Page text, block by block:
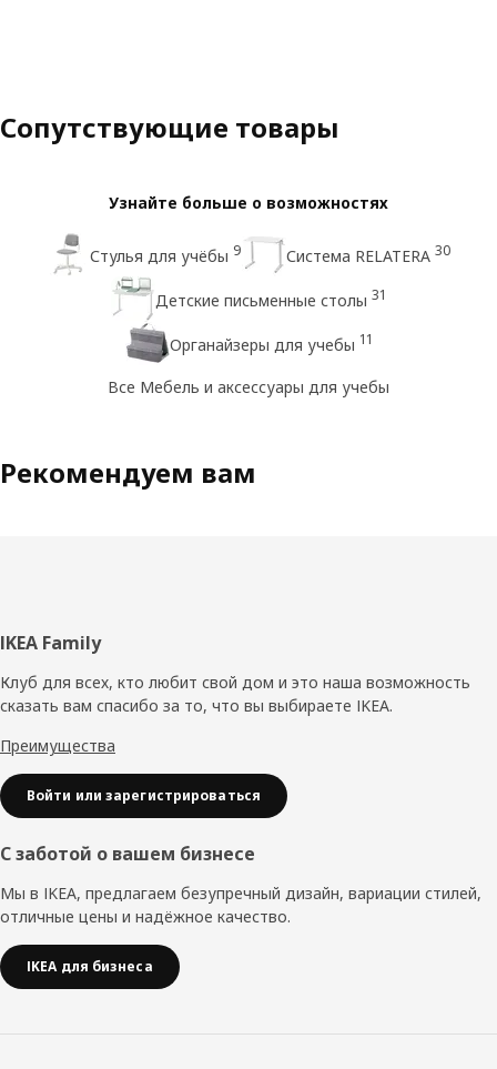
Сопутствующие товары
Узнайте больше о возможностях
Стулья для учёбы 9 Система RELATERA 30
Детские письменные столы 31
Органайзеры для учебы 11
Все Мебель и аксессуары для учебы
Рекомендуем вам
Нижний
колонтитул
IKEA Family
Клуб для всех, кто любит свой дом и это наша возможность
сказать вам спасибо за то, что вы выбираете IKEA.
Преимущества
Войти или зарегистрироваться
С заботой о вашем бизнесе
Мы в IKEA, предлагаем безупречный дизайн, вариации стилей,
отличные цены и надёжное качество.
IKEA для бизнеса